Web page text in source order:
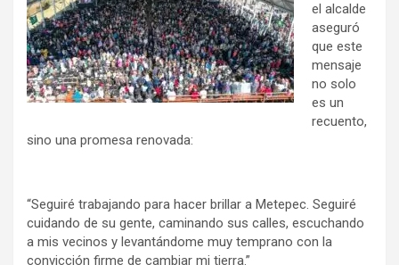
el alcalde
aseguró
que este
mensaje
no solo
es un
recuento,
sino una promesa renovada:
“Seguiré trabajando para hacer brillar a Metepec. Seguiré
cuidando de su gente, caminando sus calles, escuchando
a mis vecinos y levantándome muy temprano con la
convicción firme de cambiar mi tierra.”